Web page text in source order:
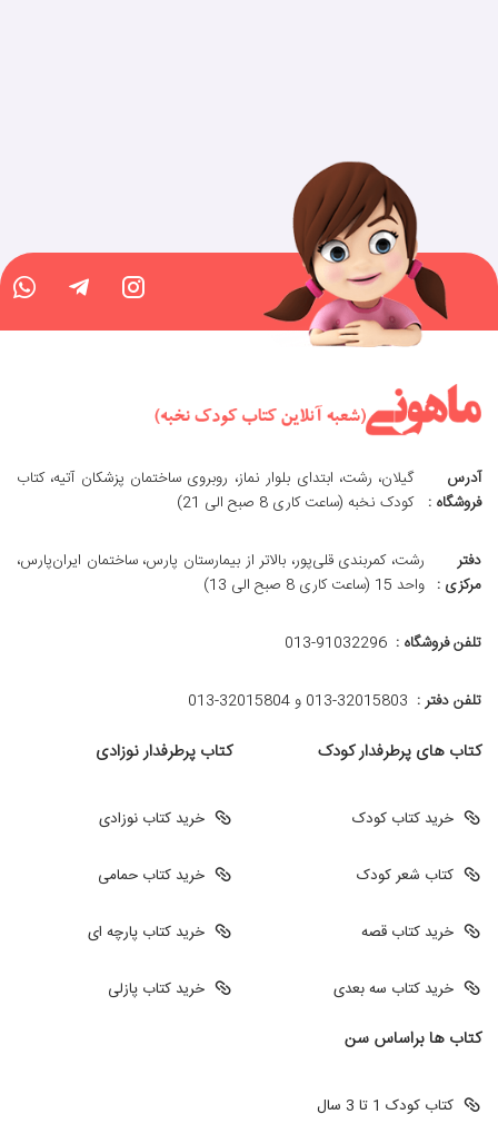
آدرس
فروشگاه :
گیلان، رشت، ابتدای بلوار نماز، روبروی ساختمان پزشکان آتیه، کتاب
کودک نخبه (ساعت کاری 8 صبح الی 21)
دفتر
مرکزی :
رشت، کمربندی قلی‌پور، بالاتر از بیمارستان پارس، ساختمان ایران‌پارس،
واحد 15 (ساعت کاری 8 صبح الی 13)
تلفن فروشگاه : 013-91032296
تلفن دفتر : 013-32015803 و 32015804-013
کتاب های پرطرفدار کودک
خرید کتاب کودک
کتاب شعر کودک
خرید کتاب قصه
خرید کتاب سه بعدی
کتاب پرطرفدار نوزادی
خرید کتاب نوزادی
خرید کتاب حمامی
خرید کتاب پارچه ای
خرید کتاب پازلی
کتاب ها براساس سن
کتاب کودک 1 تا 3 سال